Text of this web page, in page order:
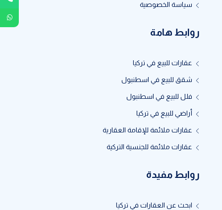
سياسة الخصوصية
روابط هامة
عقارات للبيع في تركيا
شقق للبيع في اسطنبول
فلل للبيع في اسطنبول
أراضي للبيع في تركيا
عقارات ملائمة للإقامة العقارية
عقارات ملائمة للجنسية التركية
روابط مفيدة
ابحث عن العقارات في تركيا